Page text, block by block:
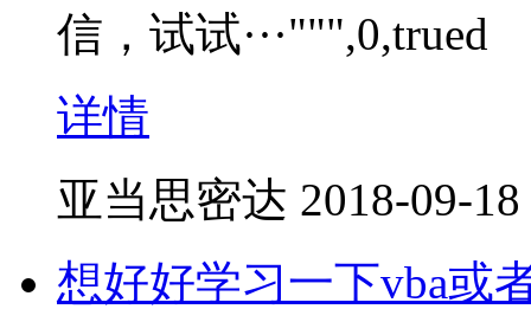
信，试试···""",0,trued
详情
亚当思密达 2018-09-
想好好学习一下vba或